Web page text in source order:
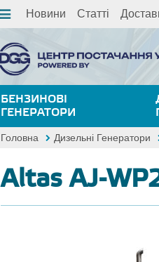
Новини Статті
БЕНЗИНОВІ
ГЕНЕРАТОРИ
Головна Дизельні Генератори
Altas AJ-